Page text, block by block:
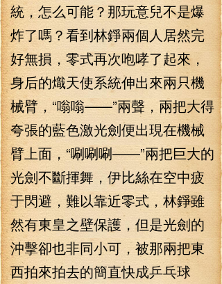
統，怎么可能？那玩意兒不是爆
炸了嗎？看到林錚兩個人居然完
好無損，零式再次咆哮了起來，
身后的熾天使系統伸出來兩只機
械臂，“嗡嗡——”兩聲，兩把大得
夸張的藍色激光劍便出現在機械
臂上面，“唰唰唰——”兩把巨大的
光劍不斷揮舞，伊比絲在空中疲
于閃避，難以靠近零式，林錚雖
然有東皇之壁保護，但是光劍的
沖擊卻也非同小可，被那兩把東
西拍來拍去的簡直快成乒乓球